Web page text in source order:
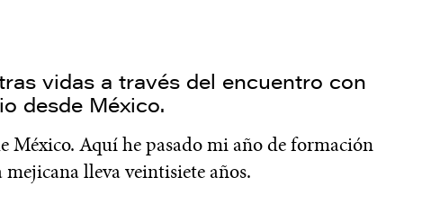
vidas a través del encuentro con
desde México.
México. Aquí he pasado mi año de formación
lleva veintisiete años.